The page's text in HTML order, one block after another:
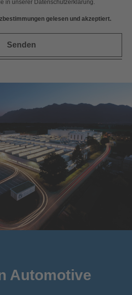
in unserer Datenschutzerklärung.
gelesen und akzeptiert.
Senden
Automotive